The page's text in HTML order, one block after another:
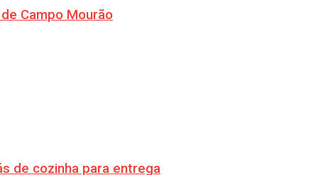
de cozinha para entrega
Campo Mourão